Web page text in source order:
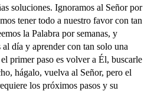
soluciones. Ignoramos al Señor por
tener todo a nuestro favor con tan
la Palabra por semanas, y
al día y aprender con tan solo una
primer paso es volver a Él, buscarle
hágalo, vuelva al Señor, pero el
los próximos pasos y su